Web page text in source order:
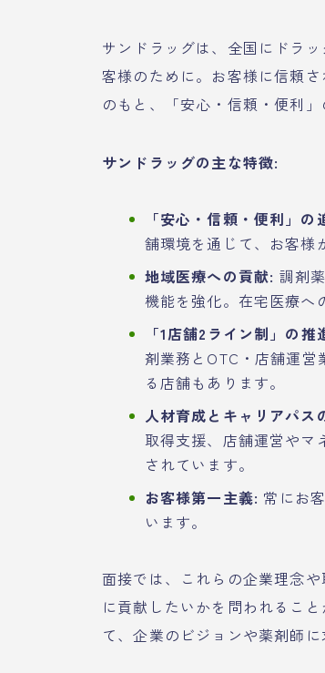
サンドラッグは、全国にドラ
客様のために。お客様に信頼
のもと、「安心・信頼・便利
サンドラッグの主な特徴:
「安心・信頼・便利」の
舗環境を通じて、お客様
地域医療への貢献: 調剤
機能を強化。在宅医療へ
「1店舗2ライン制」の推
剤業務とOTC・店舗運
る店舗もあります。
人材育成とキャリアパス
取得支援、店舗運営やマ
されています。
お客様第一主義: 常にお
います。
面接では、これらの企業理念
に貢献したいかを問われるこ
て、企業のビジョンや薬剤師